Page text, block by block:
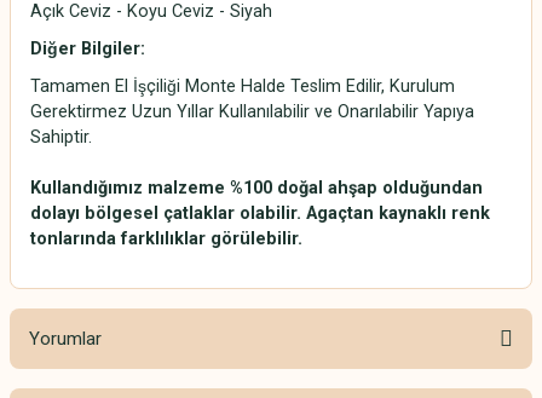
Açık Ceviz - Koyu Ceviz - Siyah
Diğer Bilgiler:
Tamamen El İşçiliği Monte Halde Teslim Edilir, Kurulum
Gerektirmez Uzun Yıllar Kullanılabilir ve Onarılabilir Yapıya
Sahiptir.
Kullandığımız malzeme %100 doğal ahşap olduğundan
dolayı bölgesel çatlaklar olabilir. Agaçtan kaynaklı renk
tonlarında farklılıklar görülebilir.
Yorumlar